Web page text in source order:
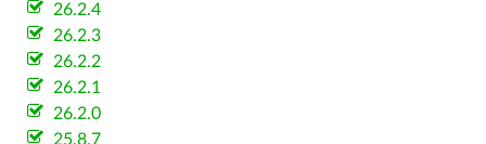
26.2.4
26.2.3
26.2.2
26.2.1
26.2.0
25.8.7